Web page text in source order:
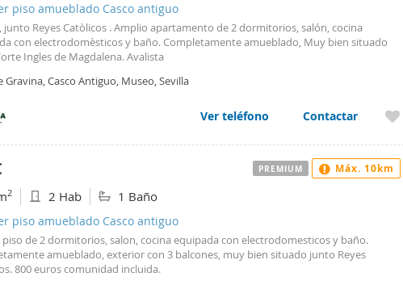
piso amueblado Casco antiguo
junto Reyes Catòlicos . Amplio apartamento de 2 dormitorios, salón, cocina
con electrodomèsticos y baño. Completamente amueblado, Muy bien situado
Ingles de Magdalena. Avalista
Gravina, Casco Antiguo, Museo, Sevilla
Ver teléfono Contactar
2 2 Hab 1 Baño
piso amueblado Casco antiguo
de 2 dormitorios, salon, cocina equipada con electrodomesticos y baño.
amueblado, exterior con 3 balcones, muy bien situado junto Reyes
800 euros comunidad incluida.
PREMIUM Máx. 10km